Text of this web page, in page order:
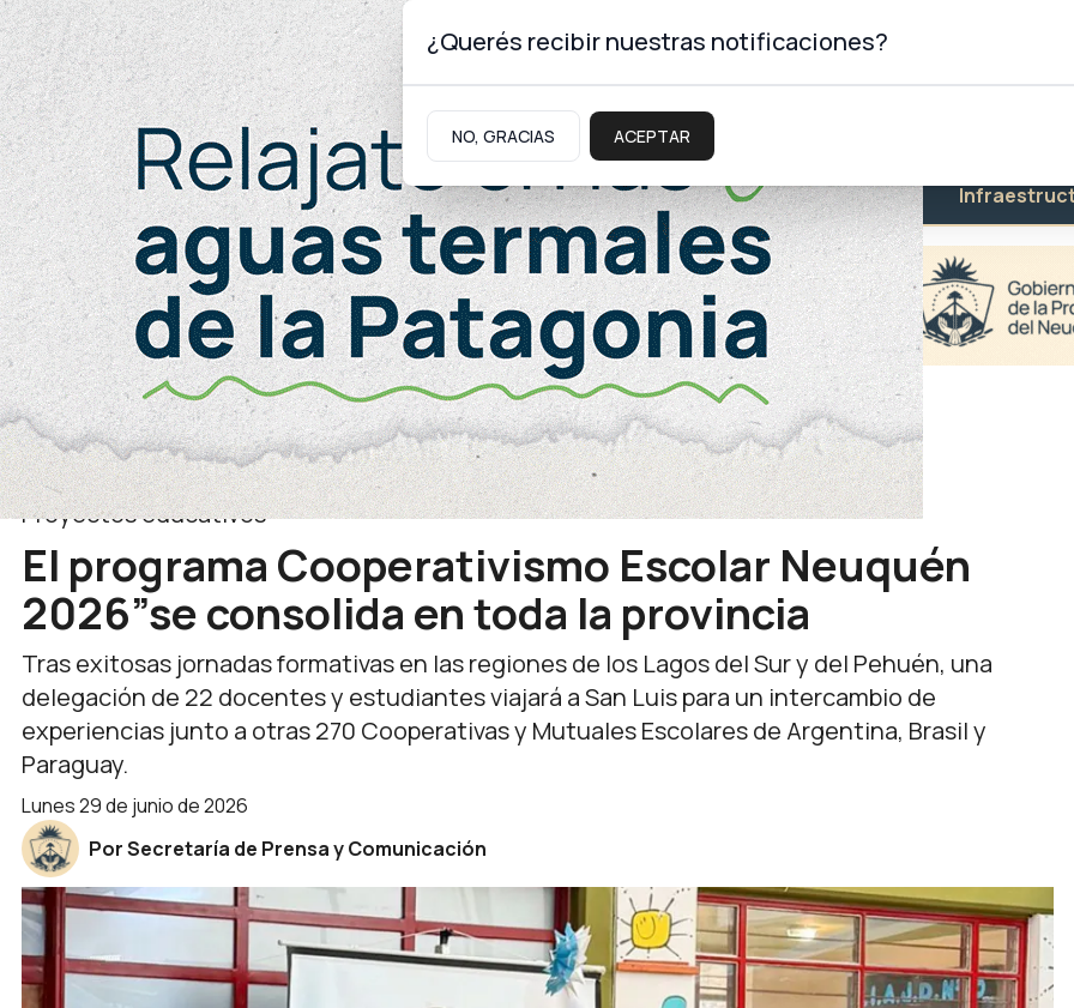
Sábado 8 deAgosto de 2026
Neuquinidad Gabinete Turismo Educación Salud
Educación
Proyectos educativos
El programa Cooperativismo Escolar Neuquén
2026”se consolida en toda la provincia
Tras exitosas jornadas formativas en las regiones de los Lagos del Sur y del Pehuén, una
delegación de 22 docentes y estudiantes viajará a San Luis para un intercambio de
experiencias junto a otras 270 Cooperativas y Mutuales Escolares de Argentina, Brasil y
Paraguay.
lunes 29 de junio de 2026
Por Secretaría de Prensa y Comunicación
¿Querés recibir nuestras notificaciones?
NO, GRACIAS ACEPTAR